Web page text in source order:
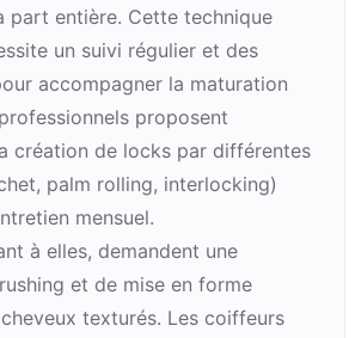
part entière. Cette technique
un suivi régulier et des
accompagner la maturation
proposent
création de locks par différentes
palm rolling, interlocking)
mensuel.
à elles, demandent une
et de mise en forme
texturés. Les coiffeurs